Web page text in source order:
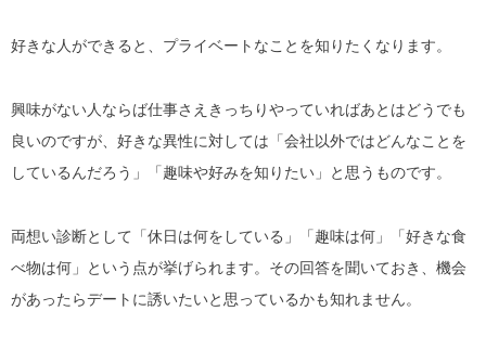
好きな人ができると、プライベートなことを知りたくなります。
興味がない人ならば仕事さえきっちりやっていればあとはどうでも
良いのですが、好きな異性に対しては「会社以外ではどんなことを
しているんだろう」「趣味や好みを知りたい」と思うものです。
両想い診断として「休日は何をしている」「趣味は何」「好きな食
べ物は何」という点が挙げられます。その回答を聞いておき、機会
があったらデートに誘いたいと思っているかも知れません。